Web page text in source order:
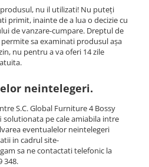
nu il utilizati! Nu puteți
primit, inainte de a lua o decizie cu
de vanzare-cumpare. Dreptul de
sa examinati produsul așa
nu pentru a va oferi 14 zile
neintelegeri.
S.C. Global Furniture 4 Bossy
solutionata pe cale amiabila intre
eventualelor neintelegeri
in cadrul site-
sa ne contactati telefonic la
348.